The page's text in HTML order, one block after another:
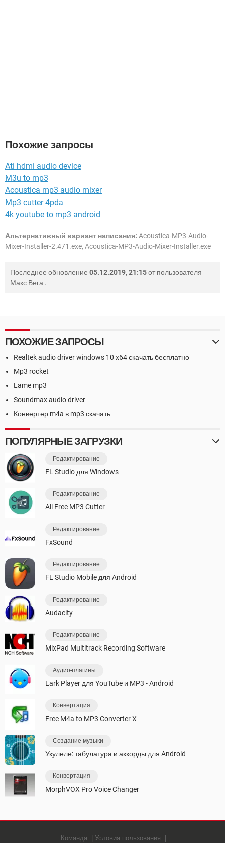
Похожие запросы
Ati hdmi audio device
M3u to mp3
Acoustica mp3 audio mixer
Mp3 cutter 4pda
4k youtube to mp3 android
Альтернативный вариант написания: Acoustica-MP3-Audio-
Mixer-Installer-2.471.exe, Acoustica-MP3-Audio-Mixer-Installer.exe
Последнее обновление 05.12.2019, 21:15от пользователя
Макс Вега .
ПОХОЖИЕ ЗАПРОСЫ
Realtek audio driver windows 10 x64 скачать бесплатно
Mp3 rocket
Lame mp3
Soundmax audio driver
Конвертер m4a в mp3 скачать
ПОПУЛЯРНЫЕ ЗАГРУЗКИ
Редактирование
FL Studio для Windows
Редактирование
All Free MP3 Cutter
Редактирование
FxSound
Редактирование
FL Studio Mobile для Android
Редактирование
Audacity
Редактирование
MixPad Multitrack Recording Software
Аудио-плагины
Lark Player для YouTube и MP3 - Android
Конвертация
Free M4a to MP3 Converter X
Создание музыки
Укулеле: табулатура и аккорды для Android
Конвертация
MorphVOX Pro Voice Changer
Команда Условия пользования